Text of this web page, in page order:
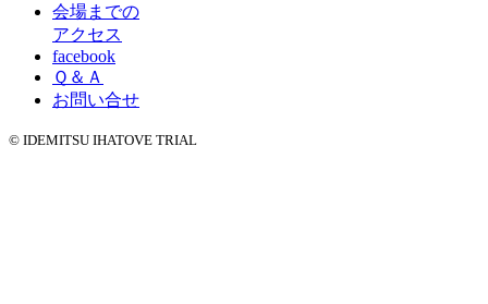
会場までの
アクセス
facebook
Ｑ＆Ａ
お問い合せ
© IDEMITSU IHATOVE TRIAL